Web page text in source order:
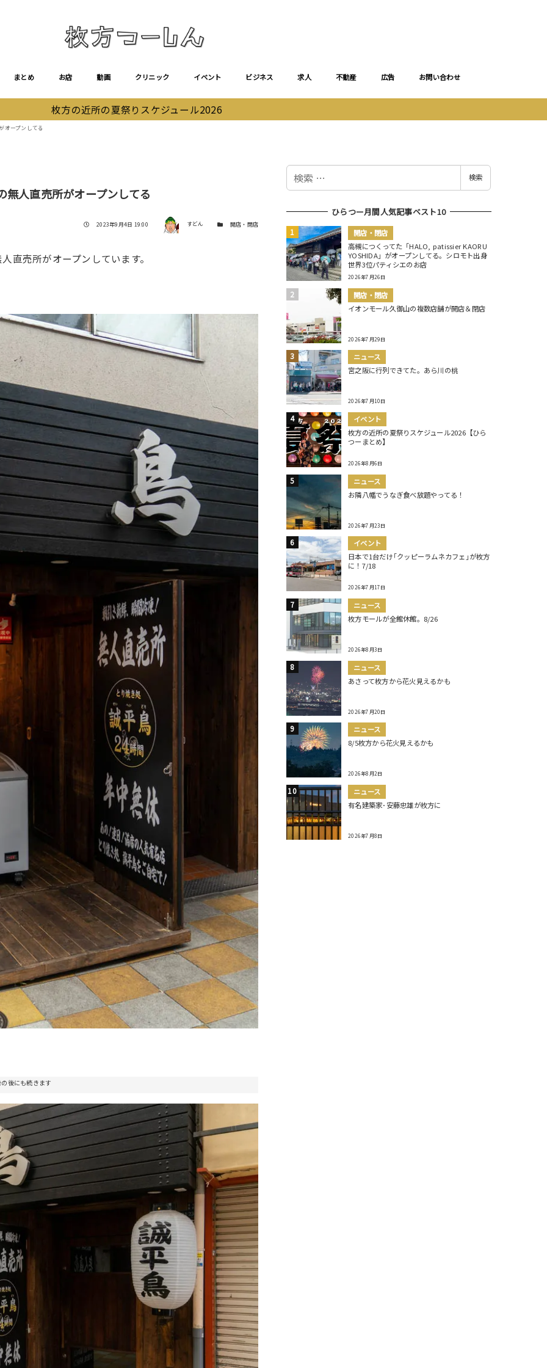
まとめ お店 動画 クリニック イベント ビジネス 求人 不動産 広告 お問い合わせ
枚方の近所の夏祭りスケジュール2026
オープンしてる
人直売所がオープンしてる
投稿日
2023年9月4日 19:00 著者 すどん カテゴリー開店・閉店
直売所がオープンしています。
後にも続きます
検
検索
ひらつー月間人気記事ベスト10
開店・閉店
高槻につくってた「HALO, patissier KAORU
YOSHIDA」がオープンしてる。シロモト出身
世界3位パティシエのお店
2026年7月26日
開店・閉店
イオンモール久御山の複数店舗が開店＆閉店
2026年7月29日
ニュース
宮之阪に行列できてた。あら川の桃
2026年7月10日
イベント
枚方の近所の夏祭りスケジュール2026【ひら
つーまとめ】
2026年8月6日
ニュース
お隣八幡でうなぎ食べ放題やってる！
2026年7月23日
イベント
日本で1台だけ｢クッピーラムネカフェ｣が枚方
に！7/18
2026年7月17日
ニュース
枚方モールが全館休館。8/26
2026年8月3日
ニュース
あさって枚方から花火見えるかも
2026年7月20日
ニュース
8/5枚方から花火見えるかも
2026年8月2日
ニュース
有名建築家･安藤忠雄が枚方に
2026年7月8日